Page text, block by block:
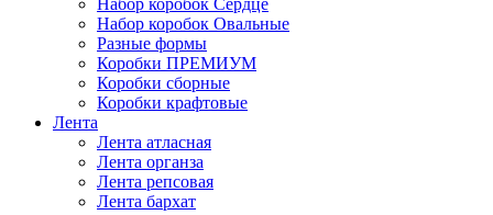
Набор коробок Сердце
Набор коробок Овальные
Разные формы
Коробки ПРЕМИУМ
Коробки сборные
Коробки крафтовые
Лента
Лента атласная
Лента органза
Лента репсовая
Лента бархат